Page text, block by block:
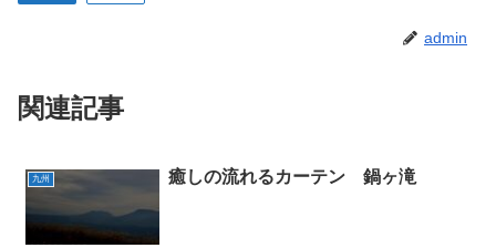
admin
関連記事
九州 癒しの流れるカーテン 鍋ヶ滝